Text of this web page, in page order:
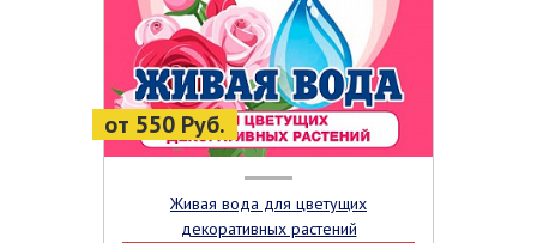
от 550 Руб.
Живая вода для цветущих
декоративных растений